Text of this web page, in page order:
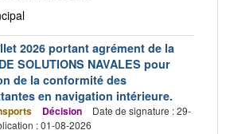
2026 portant agrément de la
SOLUTIONS NAVALES pour
de la conformité des
en navigation intérieure.
Décision
Date de signature : 29-
: 01-08-2026